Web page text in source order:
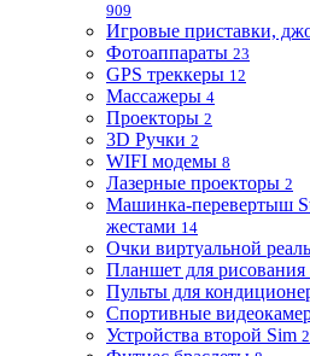
909
Игровые приставки,
Фотоаппараты 23
GPS треккеры 12
Массажеры 4
Проекторы 2
3D Ручки 2
WIFI модемы 8
Лазерные проекторы 2
Машинка-перевертыш
жестами 14
Очки виртуальной
Планшет для рисования
Пульты для
Спортивные
Устройства второй Sim 2